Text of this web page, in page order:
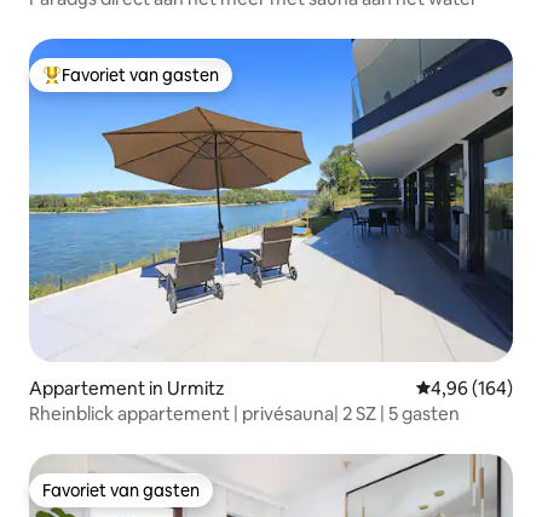
Topfavoriet van gasten
Favoriet van gasten
Appartement in Urmitz Gemiddelde
4,96 (164)
Rheinblick appartement | privésauna| 2 SZ | 5 gasten
Favoriet van gasten
Favoriet van gasten